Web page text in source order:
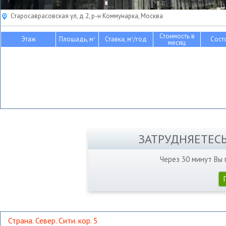
Старосаврасовская ул, д 2, р-н Коммунарка, Москва
Этаж Площадь, м2 Ставка, м2/год Стоимость в
месяц
Через 30 минут Вы
Страна. Север. Сити. кор. 5